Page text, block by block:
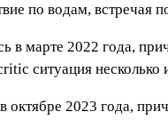
по водам,
в марте 2022 года,
ситуация несколько
октябре 2023 года,